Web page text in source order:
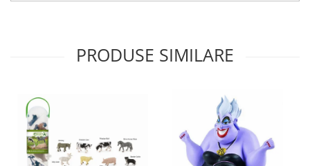
Idei cadou fetite
Cadouri bebelusi
Cadouri ieftine pentru copii
Cadouri botez
PRODUSE SIMILARE